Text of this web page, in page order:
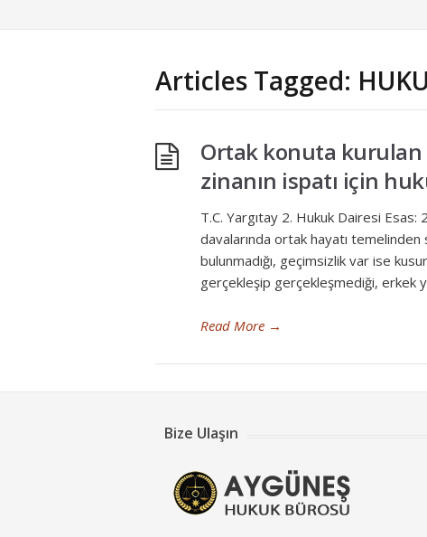
Articles Tagged:
Ortak konuta kurulan
zinanın ispatı için
T.C. Yargıtay 2. Hukuk Dairesi
davalarında ortak hayatı
bulunmadığı, geçimsizlik var ise
gerçekleşip gerçekleşmediği, erkek
Read More →
Bize Ulaşın